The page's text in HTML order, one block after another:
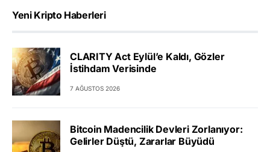
Yeni Kripto Haberleri
CLARITY Act Eylül’e Kaldı, Gözler
İstihdam Verisinde
7 AĞUSTOS 2026
Bitcoin Madencilik Devleri Zorlanıyor:
Gelirler Düştü, Zararlar Büyüdü